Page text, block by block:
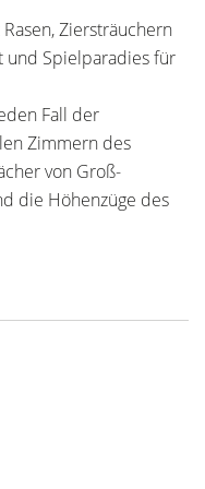
Ziersträuchern
und Spielparadies für
Fall der
Zimmern des
von Groß-
die Höhenzüge des